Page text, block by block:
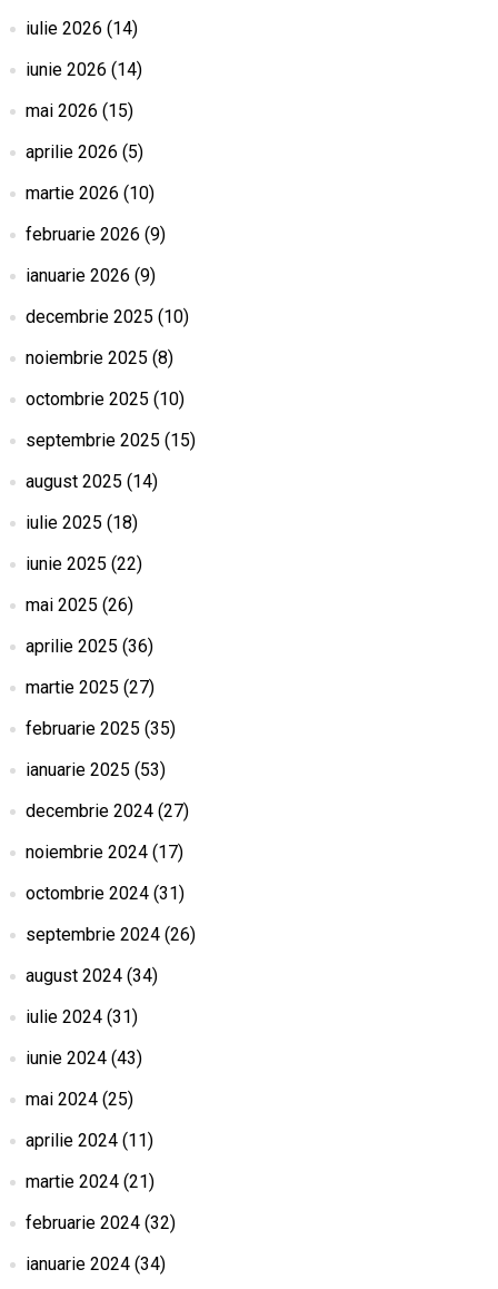
iulie 2026 (14)
iunie 2026 (14)
mai 2026 (15)
aprilie 2026 (5)
martie 2026 (10)
februarie 2026 (9)
ianuarie 2026 (9)
decembrie 2025 (10)
noiembrie 2025 (8)
octombrie 2025 (10)
septembrie 2025 (15)
august 2025 (14)
iulie 2025 (18)
iunie 2025 (22)
mai 2025 (26)
aprilie 2025 (36)
martie 2025 (27)
februarie 2025 (35)
ianuarie 2025 (53)
decembrie 2024(27)
noiembrie 2024(17)
octombrie 2024(31)
septembrie 2024(26)
august 2024(34)
iulie 2024(31)
iunie 2024(43)
mai 2024(25)
aprilie 2024(11)
martie 2024(21)
februarie 2024(32)
ianuarie 2024(34)